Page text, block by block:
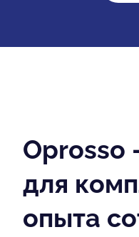
Oprosso
для
опыта